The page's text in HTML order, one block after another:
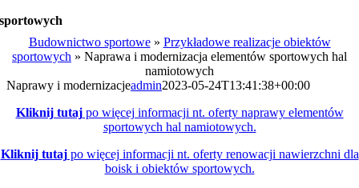
sportowych
Budownictwo sportowe» Przykładowe realizacje obiektów
sportowych » Naprawa i modernizacja elementów sportowych hal
namiotowych
Naprawy i modernizacjeadmin2023-05-24T13:41:38+00:00
Kliknij tutajpo więcej informacji nt. oferty naprawy elementów
sportowych hal namiotowych.
Kliknij tutajpo więcej informacji nt. oferty renowacji nawierzchni dla
boisk i obiektów sportowych.